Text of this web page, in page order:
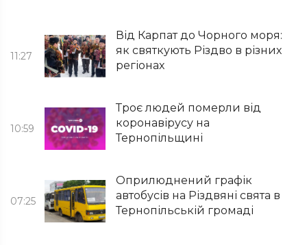
11:27
Від Карпат до Чорного моря:
як святкують Різдво в різних
регіонах
10:59
Троє людей померли від
коронавірусу на
Тернопільщині
07:25
Оприлюднений графік
автобусів на Різдвяні свята в
Тернопільській громаді